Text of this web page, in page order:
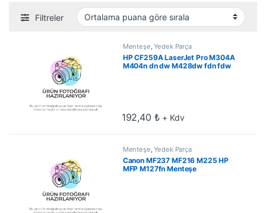
Filtreler
Menteşe,Yedek Parça
HP CF259A LaserJet Pro M304A
M404n dn dw M428dw fdn fdw
192,40 ₺ + Kdv
Menteşe,Yedek Parça
Canon MF237 MF216 M225 HP
MFP M127fn Menteşe